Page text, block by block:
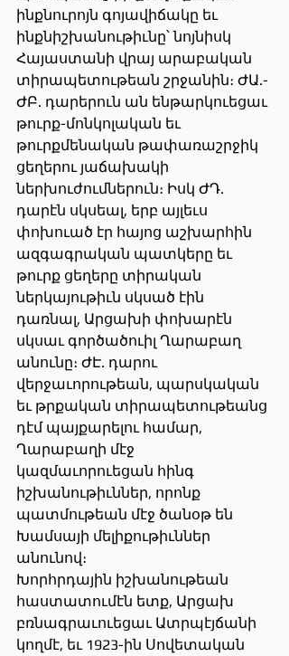
ինքնուրոյն գոյավիճակը եւ
ինքնիշխանութիւնը՝ նոյնիսկ
Հայաստանի վրայ արաբական
տիրապետութեան շրջանին։ ԺԱ.-
ԺԲ. դարերուն ան ենթարկուեցաւ
թուրք-մոնկոլական եւ
թուրքմենական թափառաշրջիկ
ցեղերու յաճախակի
ներխուժումներուն։ Իսկ ԺԴ.
դարէն սկսեալ, երբ այլեւս
փոխուած էր հայոց աշխարհին
ազգագրական պատկերը եւ
թուրք ցեղերը տիրական
ներկայութիւն սկսած էին
դառնալ, Արցախի փոխարէն
սկսաւ գործածուիլ Ղարաբաղ
անունը։ ԺԷ. դարու
վերջաւորութեան, պարսկական
եւ թրքական տիրապետութեանց
դէմ պայքարելու համար,
Ղարաբաղի մէջ
կազմաւորուեցան հինգ
իշխանութիւններ, որոնք
պատմութեան մէջ ծանօթ են
Խամսայի մելիքութիւններ
անունով։
Խորհրդային իշխանութեան
հաստատումէն ետք, Արցախ
բռնագրաւուեցաւ Ատրպէյճանի
կողմէ, եւ 1923-ին Սովետական